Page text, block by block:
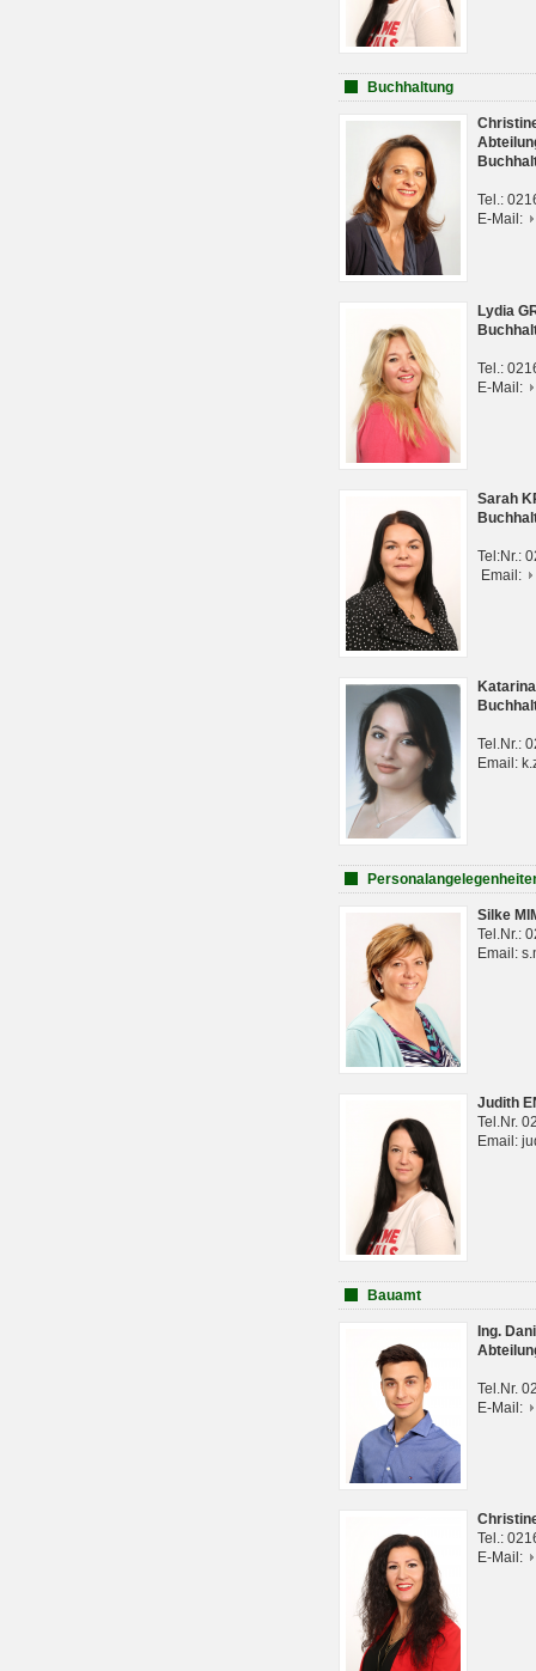
Buchhaltung
Tel.:
E-Mail:
Lydia
Tel.:
E-Mail:
Sarah
Tel:Nr.:
Email:
Tel.Nr.:
Email:
Silke
Tel.Nr.:
Email:
Judith
Tel.Nr.
Email:
Bauamt
Ing.
Tel.Nr.
E-Mail:
Tel.:
E-Mail: